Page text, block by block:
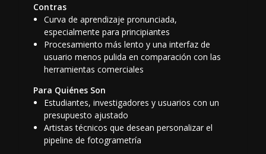
Contras
Curva de aprendizaje pronunciada,
especialmente para principiantes
Procesamiento más lento y una interfaz de
usuario menos pulida en comparación con las
herramientas comerciales
Para Quiénes Son
Estudiantes, investigadores y usuarios con un
presupuesto ajustado
Artistas técnicos que desean personalizar el
pipeline de fotogrametría